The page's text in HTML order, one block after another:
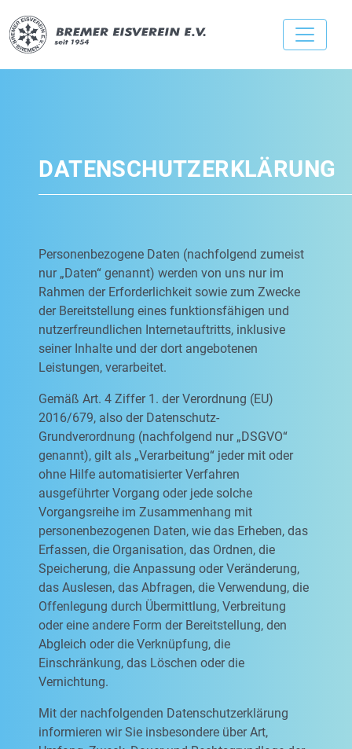
DATENSCHUTZERKLÄRUNG
Personenbezogene Daten (nachfolgend zumeist
nur „Daten“ genannt) werden von uns nur im
Rahmen der Erforderlichkeit sowie zum Zwecke
der Bereitstellung eines funktionsfähigen und
nutzerfreundlichen Internetauftritts, inklusive
seiner Inhalte und der dort angebotenen
Leistungen, verarbeitet.
Gemäß Art. 4 Ziffer 1. der Verordnung (EU)
2016/679, also der Datenschutz-
Grundverordnung (nachfolgend nur „DSGVO“
genannt), gilt als „Verarbeitung“ jeder mit oder
ohne Hilfe automatisierter Verfahren
ausgeführter Vorgang oder jede solche
Vorgangsreihe im Zusammenhang mit
personenbezogenen Daten, wie das Erheben, das
Erfassen, die Organisation, das Ordnen, die
Speicherung, die Anpassung oder Veränderung,
das Auslesen, das Abfragen, die Verwendung, die
Offenlegung durch Übermittlung, Verbreitung
oder eine andere Form der Bereitstellung, den
Abgleich oder die Verknüpfung, die
Einschränkung, das Löschen oder die
Vernichtung.
Mit der nachfolgenden Datenschutzerklärung
informieren wir Sie insbesondere über Art,